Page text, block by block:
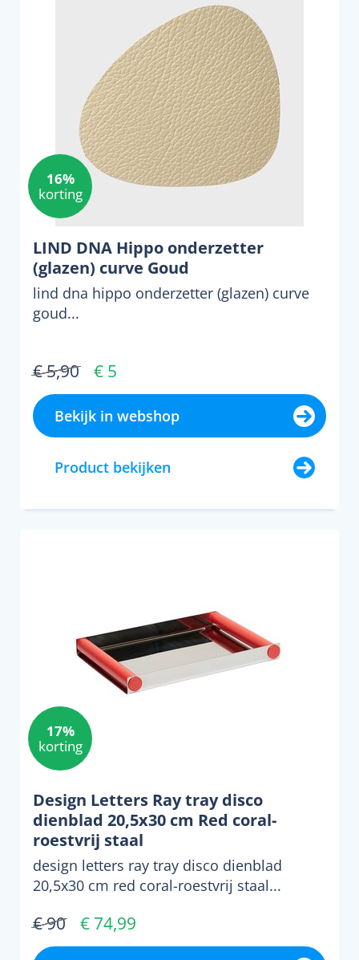
16%
korting
LIND DNA Hippo onderzetter
(glazen) curve Goud
lind dna hippo onderzetter (glazen) curve
goud...
€ 5,90 € 5
Bekijk in webshop
Product bekijken
17%
korting
Design Letters Ray tray disco
dienblad 20,5x30 cm Red coral-
roestvrij staal
design letters ray tray disco dienblad
20,5x30 cm red coral-roestvrij staal...
€ 90 € 74,99